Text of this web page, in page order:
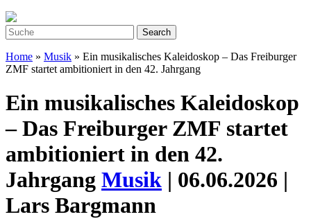
Home » Musik » Ein musikalisches Kaleidoskop – Das Freiburger
ZMF startet ambitioniert in den 42. Jahrgang
Ein musikalisches Kaleidoskop
– Das Freiburger ZMF startet
ambitioniert in den 42.
Jahrgang Musik | 06.06.2026 |
Lars Bargmann